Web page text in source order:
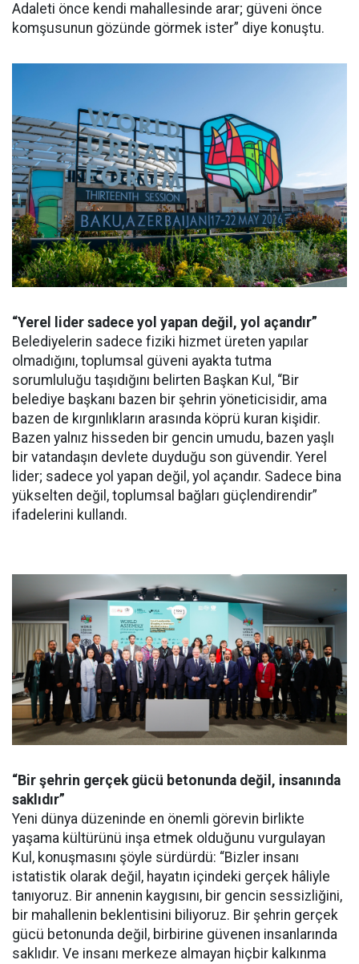
Adaleti önce kendi mahallesinde arar; güveni önce
komşusunun gözünde görmek ister” diye konuştu.
“Yerel lider sadece yol yapan değil, yol açandır”
Belediyelerin sadece fiziki hizmet üreten yapılar
olmadığını, toplumsal güveni ayakta tutma
sorumluluğu taşıdığını belirten Başkan Kul, “Bir
belediye başkanı bazen bir şehrin yöneticisidir, ama
bazen de kırgınlıkların arasında köprü kuran kişidir.
Bazen yalnız hisseden bir gencin umudu, bazen yaşlı
bir vatandaşın devlete duyduğu son güvendir. Yerel
lider; sadece yol yapan değil, yol açandır. Sadece bina
yükselten değil, toplumsal bağları güçlendirendir”
ifadelerini kullandı.
“Bir şehrin gerçek gücü betonunda değil, insanında
saklıdır”
Yeni dünya düzeninde en önemli görevin birlikte
yaşama kültürünü inşa etmek olduğunu vurgulayan
Kul, konuşmasını şöyle sürdürdü: “Bizler insanı
istatistik olarak değil, hayatın içindeki gerçek hâliyle
tanıyoruz. Bir annenin kaygısını, bir gencin sessizliğini,
bir mahallenin beklentisini biliyoruz. Bir şehrin gerçek
gücü betonunda değil, birbirine güvenen insanlarında
saklıdır. Ve insanı merkeze almayan hiçbir kalkınma